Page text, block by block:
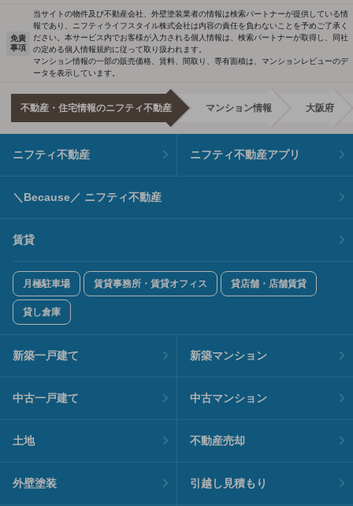
免責
事項
当サイトの物件及び不動産会社、外壁塗装業者の情報は検索パートナーが提供している情
報であり、ニフティライフスタイル株式会社は内容の責任を負わないことを予めご了承く
ださい。本サービス内でお客様が入力される個人情報は、検索パートナーが取得し、同社
の定める個人情報規約に従って取り扱われます。
マンション情報の一部の販売価格、賃料、間取り、専有面積は、マンションレビューのデ
ータを表示しています。
不動産・住宅情報のニフティ不動産 マンション情報 大阪府
ニフティ不動産 ニフティ不動産アプリ
＼Because／ ニフティ不動産
賃貸
月極駐車場 賃貸事務所・賃貸オフィス 貸店舗・店舗賃貸
貸し倉庫
新築一戸建て 新築マンション
中古一戸建て 中古マンション
土地 不動産売却
外壁塗装 引越し見積もり